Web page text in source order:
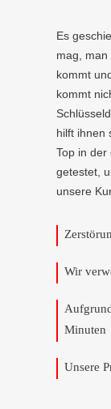
Es
mag, man
kommt
kommt
hilft ihnen
Top in der
getestet,
unsere
Wir
Minuten
Unsere